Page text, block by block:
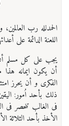
الحمدلله رب
اللعنة الدائمة علی
يجب علی كل مسلم
أن يكون ايمانه هذا
الفكری و أن يحرز
ذلك بأحد اُمور:
فی الغالب تنحصر
الأخذ بأحد الثلاثة